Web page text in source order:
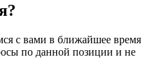
с вами в ближайшее время
по данной позиции и не